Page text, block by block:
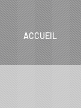
ACCUEIL